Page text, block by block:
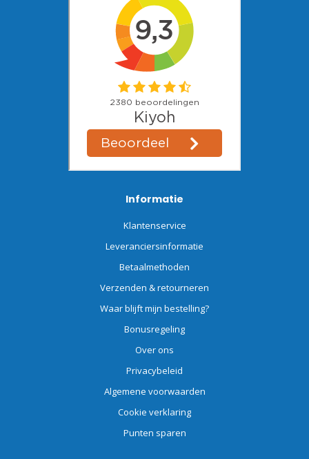
Informatie
Klantenservice
Leveranciersinformatie
Betaalmethoden
Verzenden & retourneren
Waar blijft mijn bestelling?
Bonusregeling
Over ons
Privacybeleid
Algemene voorwaarden
Cookie verklaring
Punten sparen